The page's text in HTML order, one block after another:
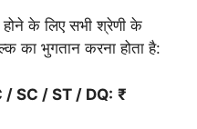
होने के लिए सभी श्रेणी के
का भुगतान करना होता है:
/ SC / ST / DQ: ₹